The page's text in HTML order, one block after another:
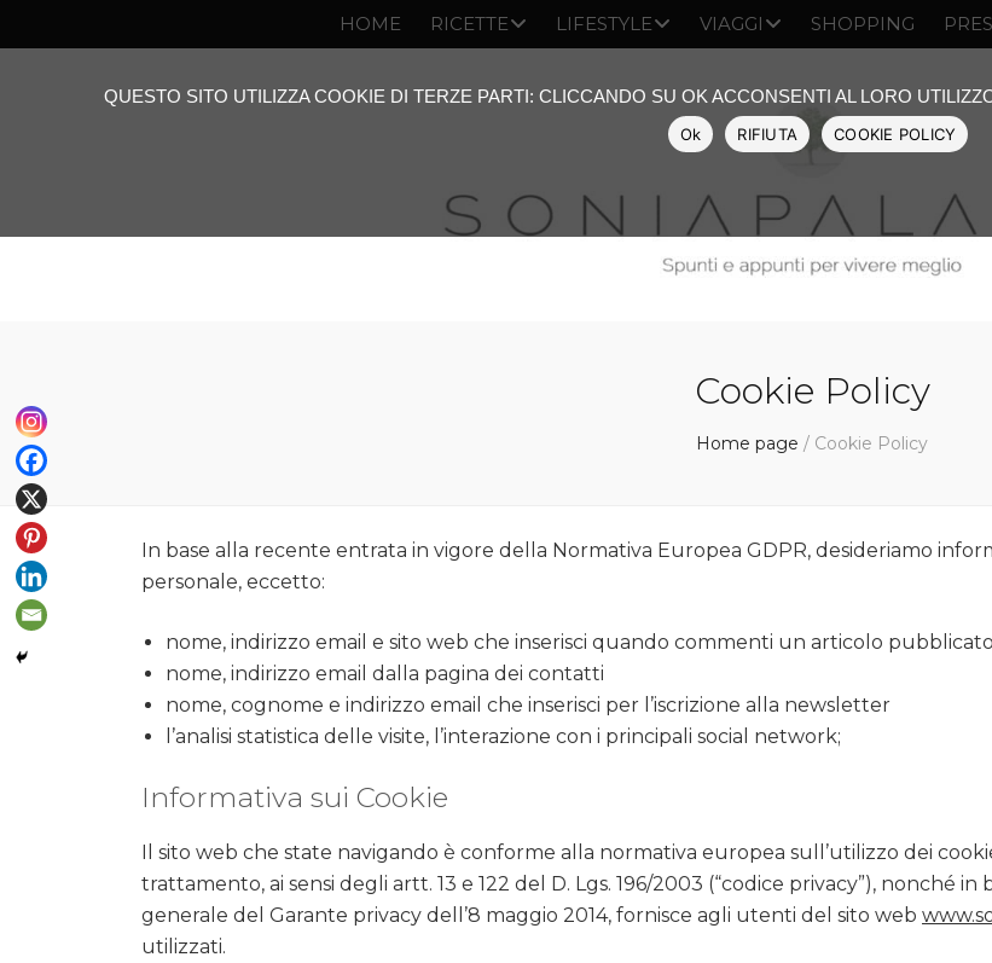
HOME RICETTE LIFESTYLE VIAGGI SHOPPING
Cookie Policy
Home page / Cookie Policy
In base alla recente entrata in vigore della Normativa Europea GDPR, desideriamo
personale, eccetto:
nome, indirizzo email e sito web che inserisci quando commenti un articolo
nome, indirizzo email dalla pagina dei contatti
nome, cognome e indirizzo email che inserisci per l’iscrizione alla newsletter
l’analisi statistica delle visite, l’interazione con i principali social network;
Informativa sui Cookie
Il sito web che state navigando è conforme alla normativa europea sull’utilizzo dei
trattamento, ai sensi degli artt. 13 e 122 del D. Lgs. 196/2003 (“codice privacy”), nonché
generale del Garante privacy dell’8 maggio 2014, fornisce agli utenti del sito web
utilizzati.
QUESTO SITO UTILIZZA COOKIE DI TERZE PARTI: CLICCANDO SU OK ACCONSENTI AL LORO
Ok RIFIUTA COOKIE POLICY